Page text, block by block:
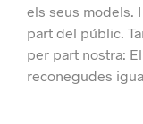
els seus models.
part del públic.
per part nostra:
reconegudes